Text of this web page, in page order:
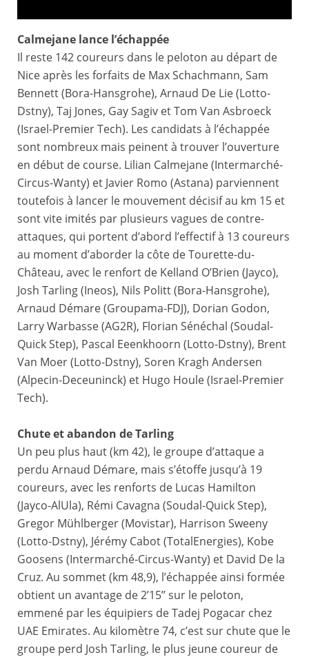
Résumé - Étape 7 - #ParisNice 2023
Calmejane lance l’échappée
Il reste 142 coureurs dans le peloton au départ de
Nice après les forfaits de Max Schachmann, Sam
Bennett (Bora-Hansgrohe), Arnaud De Lie (Lotto-
Dstny), Taj Jones, Gay Sagiv et Tom Van Asbroeck
(Israel-Premier Tech). Les candidats à l’échappée
sont nombreux mais peinent à trouver l’ouverture
en début de course. Lilian Calmejane (Intermarché-
Circus-Wanty) et Javier Romo (Astana) parviennent
toutefois à lancer le mouvement décisif au km 15 et
sont vite imités par plusieurs vagues de contre-
attaques, qui portent d’abord l’effectif à 13 coureurs
au moment d’aborder la côte de Tourette-du-
Château, avec le renfort de Kelland O’Brien (Jayco),
Josh Tarling (Ineos), Nils Politt (Bora-Hansgrohe),
Arnaud Démare (Groupama-FDJ), Dorian Godon,
Larry Warbasse (AG2R), Florian Sénéchal (Soudal-
Quick Step), Pascal Eeenkhoorn (Lotto-Dstny), Brent
Van Moer (Lotto-Dstny), Soren Kragh Andersen
(Alpecin-Deceuninck) et Hugo Houle (Israel-Premier
Tech).
Chute et abandon de Tarling
Un peu plus haut (km 42), le groupe d’attaque a
perdu Arnaud Démare, mais s’étoffe jusqu’à 19
coureurs, avec les renforts de Lucas Hamilton
(Jayco-AlUla), Rémi Cavagna (Soudal-Quick Step),
Gregor Mühlberger (Movistar), Harrison Sweeny
(Lotto-Dstny), Jérémy Cabot (TotalEnergies), Kobe
Goosens (Intermarché-Circus-Wanty) et David De la
Cruz. Au sommet (km 48,9), l’échappée ainsi formée
obtient un avantage de 2’15’’ sur le peloton,
emmené par les équipiers de Tadej Pogacar chez
UAE Emirates. Au kilomètre 74, c’est sur chute que le
groupe perd Josh Tarling, le plus jeune coureur de